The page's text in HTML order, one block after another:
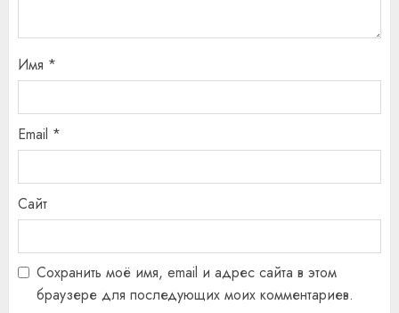
Имя *
Email *
Сайт
Сохранить моё имя, email и адрес сайта в этом
браузере для последующих моих комментариев.